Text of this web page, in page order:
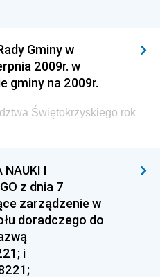
Gminy w
2009r. w
gminy na 2009r.
Świętokrzyskiego rok
NAUKI I
z dnia 7
zarządzenie w
doradczego do
i